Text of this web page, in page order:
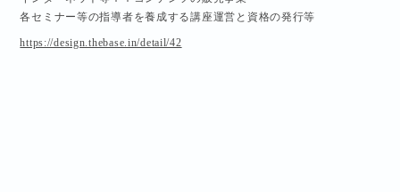
各セミナー等の指導者を養成する講座運営と資格の発行等
https://design.thebase.in/detail/42